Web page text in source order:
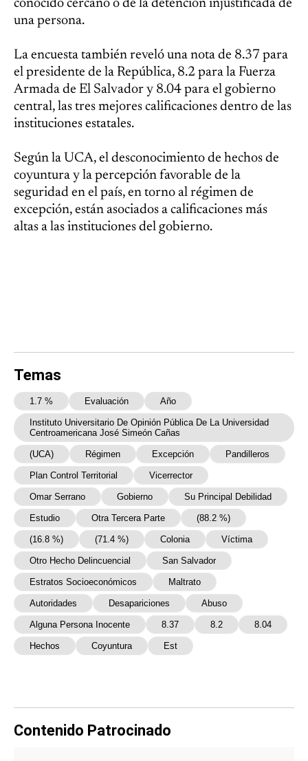
conocido cercano o de la detención injustificada de
una persona.
La encuesta también reveló una nota de 8.37 para
el presidente de la República, 8.2 para la Fuerza
Armada de El Salvador y 8.04 para el gobierno
central, las tres mejores calificaciones dentro de las
instituciones estatales.
Según la UCA, el desconocimiento de hechos de
coyuntura y la percepción favorable de la
seguridad en el país, en torno al régimen de
excepción, están asociados a calificaciones más
altas a las instituciones del gobierno.
Temas
1.7 % Evaluación Año
Instituto Universitario De Opinión Pública De La Universidad
Centroamericana José Simeón Cañas
(UCA) Régimen Excepción Pandilleros
Plan Control Territorial Vicerrector
Omar Serrano Gobierno Su Principal Debilidad
Estudio Otra Tercera Parte (88.2 %)
(16.8 %) (71.4 %) Colonia Víctima
Otro Hecho Delincuencial San Salvador
Estratos Socioeconómicos Maltrato
Autoridades Desapariciones Abuso
Alguna Persona Inocente 8.37 8.2 8.04
Hechos Coyuntura Est
Contenido Patrocinado